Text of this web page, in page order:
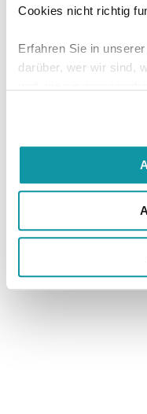
Cookies nicht richtig
Erfahren Sie in unserer
darüber, wer wir sind,